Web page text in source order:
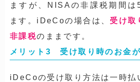
ますが、NISAの非課税期間は
ます。iDeCoの場合は、 受け取
非課税のままです。
メリット3 受け取り時のお金
iDeCoの受け取り方法は一時払